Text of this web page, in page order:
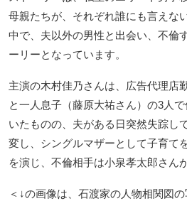
母親たちが、それぞれ誰にも言えな
中で、夫以外の男性と出会い、不倫
ーリーとなっています。
主演の木村佳乃さんは、広告代理店
と一人息子（藤原大祐さん）の3人
いたものの、夫がある日突然失踪し
変し、シングルマザーとして子育て
を演じ、不倫相手は小泉孝太郎さん
＜↓の画像は、石渡家の人物相関図の